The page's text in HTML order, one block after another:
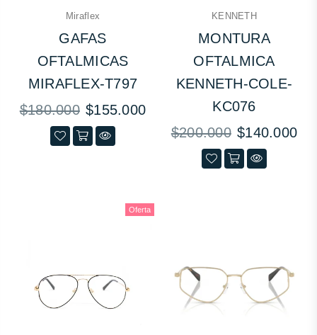
Miraflex
GAFAS
OFTALMICAS
MIRAFLEX-T797
Precio
habitual
$180.000 $155.000
KENNETH
MONTURA
OFTALMICA
KENNETH-COLE-
KC076
Precio
habitual
$200.000 $140.000
Oferta